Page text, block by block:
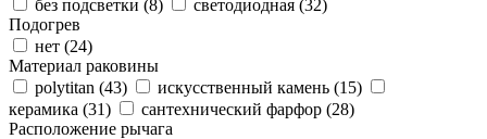
без подсветки (8) светодиодная (32)
Подогрев
нет (24)
Материал раковины
polytitan (43) искусственный камень (15)
керамика (31) сантехнический фарфор (28)
Расположение рычага